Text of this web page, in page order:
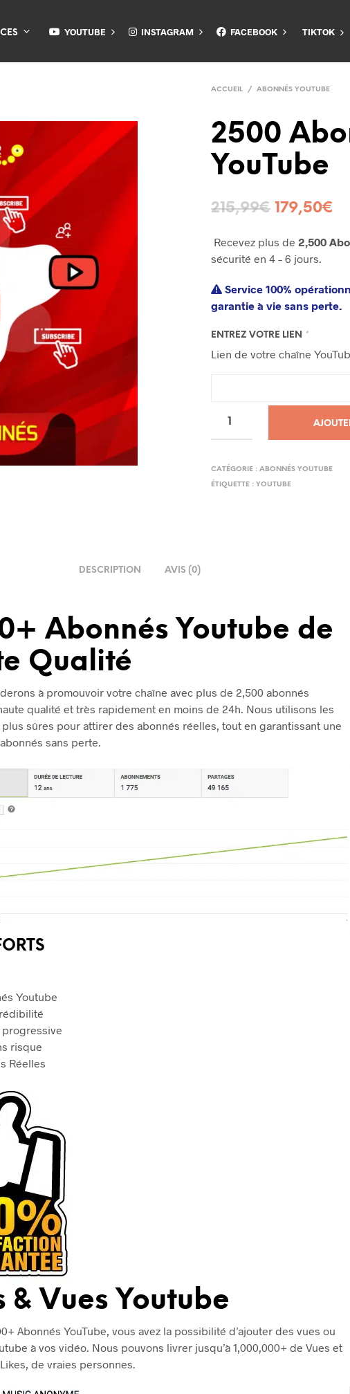
YOUTUBE INSTAGRAM FACEBOOK TIKTOK
ACCUEIL / ABONNÉS YOUTUBE
2500
YouTube
215,99€ 179,50€
Recevez plus de 2,500
sécurité en 4 – 6 jours.
Service 100%
garantie à vie sans perte.
ENTREZ VOTRE LIEN *
Lien de votre chaîne
CATÉGORIE :ABONNÉS YOUTUBE
ÉTIQUETTE :YOUTUBE
DESCRIPTION AVIS (0)
Abonnés Youtube de
Qualité
à promouvoir votre chaîne avec plus de 2,500 abonnés
qualité et très rapidement en moins de 24h. Nous utilisons les
sûres pour attirer des abonnés réelles, tout en garantissant une
sans perte.
Youtube
progressive
risque
Réelles
& Vues Youtube
Abonnés YouTube, vous avez la possibilité d’ajouter des vues ou
à vos vidéo. Nous pouvons livrer jusqu’à 1,000,000+ de Vues et
de vraies personnes.